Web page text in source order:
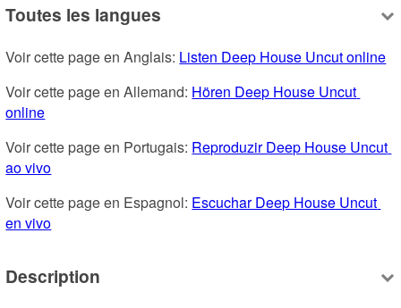
Toutes les langues
Voir cette page en Anglais: Listen Deep House Uncut online
Voir cette page en Allemand: Hören Deep House Uncut
online
Voir cette page en Portugais: Reproduzir Deep House Uncut
ao vivo
Voir cette page en Espagnol: Escuchar Deep House Uncut
en vivo
Description